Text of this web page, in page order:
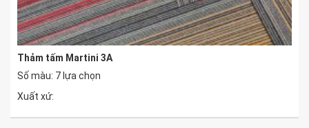
Thảm tấm Martini 3A
Số màu: 7 lựa chọn
Xuất xứ: